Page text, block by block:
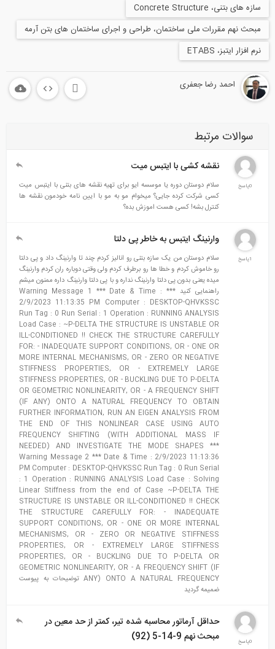
سازه های بتنی، Concrete Structure
مبحث نهم مقررات ملی ساختمان، طراحی و اجرای ساختمان های بتن آرمه
نرم افزار ایتبز، ETABS
احمد رضا جعفری
سوالات مرتبط
نقشه کشی با ایتبس میت
سلام دوستان دوره یا موسسه ایو برای تهیه نقشه های بتنی با ایتبس میت
کسی شرکت کرده جایی؟ میخوام مو به مو با ایین نامه خودمون نقشه ها
کنترل بشه! کسی هست اموزش بده؟
وارنینگ ایتبس به خاطر پی دلتا
سلام دوستان من یک سازه بتنی رو انالیز کردم چند تا وارنینگ داد و پی دلتا
رو خاموش کردم و خطا ها رو برطرف کردم ولی وقتی دوباره ران کردم وارنینگ
میده یعنی بدون پی دلتا وارنینگ نداره و با پی دلتا وارنینگ داره ممنون میشم
راهنمایی کنید *** Warning Message 1 *** Date & Time :
2/9/2023 11:13:35 PM Computer : DESKTOP-QHVKSSC
Run Tag : 0 Run Serial : 1 Operation : RUNNING ANALYSIS
Load Case : ~P-DELTA THE STRUCTURE IS UNSTABLE OR
ILL-CONDITIONED !! CHECK THE STRUCTURE CAREFULLY
FOR: - INADEQUATE SUPPORT CONDITIONS, OR - ONE OR
MORE INTERNAL MECHANISMS, OR - ZERO OR NEGATIVE
STIFFNESS PROPERTIES, OR - EXTREMELY LARGE
STIFFNESS PROPERTIES, OR - BUCKLING DUE TO P-DELTA
OR GEOMETRIC NONLINEARITY, OR - A FREQUENCY SHIFT
(IF ANY) ONTO A NATURAL FREQUENCY TO OBTAIN
FURTHER INFORMATION, RUN AN EIGEN ANALYSIS FROM
THE END OF THIS NONLINEAR CASE USING AUTO
FREQUENCY SHIFTING (WITH ADDITIONAL MASS IF
NEEDED) AND INVESTIGATE THE MODE SHAPES ***
Warning Message 2 *** Date & Time : 2/9/2023 11:13:36
PM Computer : DESKTOP-QHVKSSC Run Tag : 0 Run Serial
: 1 Operation : RUNNING ANALYSIS Load Case : Solving
Linear Stiffness from the end of Case ~P-DELTA THE
STRUCTURE IS UNSTABLE OR ILL-CONDITIONED !! CHECK
THE STRUCTURE CAREFULLY FOR: - INADEQUATE
SUPPORT CONDITIONS, OR - ONE OR MORE INTERNAL
MECHANISMS, OR - ZERO OR NEGATIVE STIFFNESS
PROPERTIES, OR - EXTREMELY LARGE STIFFNESS
PROPERTIES, OR - BUCKLING DUE TO P-DELTA OR
GEOMETRIC NONLINEARITY, OR - A FREQUENCY SHIFT (IF
ANY) ONTO A NATURAL FREQUENCY توضیحات به پیوست
ضمیمه گردید
حداقل آرماتور محاسبه شده تیر، کمتر از حد معین در
مبحث نهم 9-14-5 (92)